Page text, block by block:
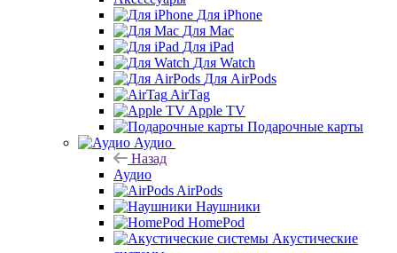
Для iPhone
Для Mac
Для iPad
Для Watch
Для AirPods
AirTag
Apple TV
Подарочные карты
Аудио
Назад
Аудио
AirPods
Наушники
HomePod
Акустические